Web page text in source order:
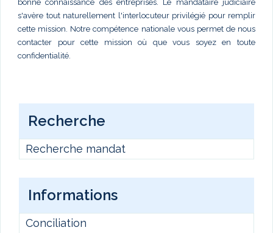
bonne connaissance des entreprises. Le mandataire judiciaire
s'avère tout naturellement l'interlocuteur privilégié pour remplir
cette mission. Notre compétence nationale vous permet de nous
contacter pour cette mission où que vous soyez en toute
confidentialité.
Recherche
Recherche mandat
Informations
Conciliation